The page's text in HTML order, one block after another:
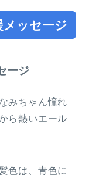
ッセージ
ージ
みちゃん憧れ
ら熱いエール
色は、青色に